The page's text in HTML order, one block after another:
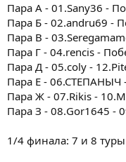
Пара А - 01.Sany36 -
Пара Б - 02.andru69 -
Пара В -
Пара Г - 04.rencis -
Пара Д - 05.coly -
Пара Е - 06.СТЕПАНЫЧ
Пара Ж - 07.Rikis -
Пара З - 08.Gor1645 -
1/4 финала: 7 и 8